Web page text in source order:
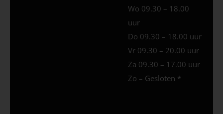
Wo 09.30 – 18.00
uur
Do 09.30 – 18.00 uur
Vr 09.30 – 20.00 uur
Za 09.30 – 17.00 uur
Zo – Gesloten *